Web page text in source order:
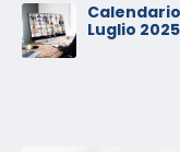
Luglio 2025